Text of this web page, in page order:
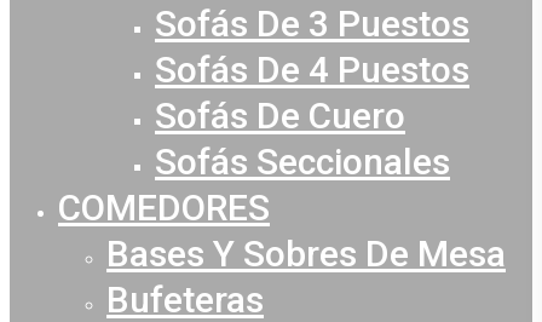
Sofás De 3 Puestos
Sofás De 4 Puestos
Sofás De Cuero
Sofás Seccionales
COMEDORES
Bases Y Sobres De Mesa
Bufeteras